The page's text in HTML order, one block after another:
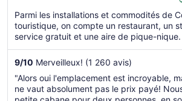
5
Parmi les installations et commodités de
touristique, on compte un restaurant, un
service gratuit et une aire de pique-nique.
9/10 Merveilleux! (1 260 avis)
"Alors oui l'emplacement est incroyable,
ne vaut absolument pas le prix payé!